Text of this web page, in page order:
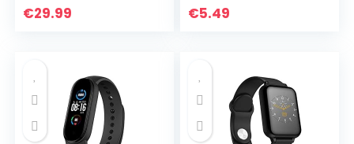
Stappenteller,
€29.99
vivofit/Geen
€5.49